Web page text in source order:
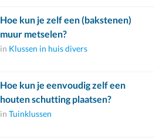
Hoe kun je zelf een (bakstenen)
muur metselen?
in Klussen in huis divers
Hoe kun je eenvoudig zelf een
houten schutting plaatsen?
in Tuinklussen